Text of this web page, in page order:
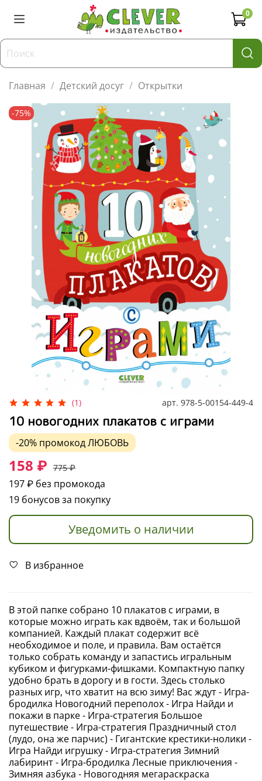
0
Главная Детский досуг Открытки
-75%
(1) арт. 978-5-00154-449-4
10 новогодних плакатов с играми
-20% промокодЛЮБОВЬ
158 ₽ 775 ₽
197 ₽ без промокода
19 бонусов за покупку
Уведомить о наличии
В избранное
В этой папке собрано 10 плакатов с играми, в
которые можно играть как вдвоём, так и большой
компанией. Каждый плакат содержит всё
необходимое и поле, и правила. Вам остаётся
только собрать команду и запастись игральным
кубиком и фигурками-фишками. Компактную папку
удобно брать в дорогу и в гости. Здесь столько
разных игр, что хватит на всю зиму! Вас ждут - Игра-
бродилка Новогодний переполох - Игра Найди и
покажи в парке - Игра-стратегия Большое
путешествие - Игра-стратегия Праздничный стол
(лудо, она же парчис) - Гигантские крестики-нолики -
Игра Найди игрушку - Игра-стратегия Зимний
лабиринт - Игра-бродилка Лесные приключения -
Зимняя азбука - Новогодняя мегараскраска